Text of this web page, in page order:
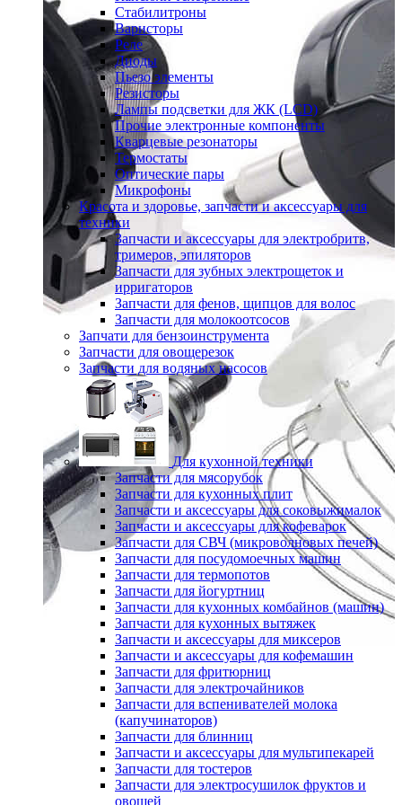
Стабилитроны
Варисторы
Реле
Диоды
Пьезо элементы
Резисторы
Лампы подсветки для ЖК (LCD)
Прочие электронные компоненты
Кварцевые резонаторы
Термостаты
Оптические пары
Микрофоны
Красота и здоровье, запчасти и аксессуары для
техники
Запчасти и аксессуары для электробритв,
тримеров, эпиляторов
Запчасти для зубных электрощеток и
ирригаторов
Запчасти для фенов, щипцов для волос
Запчасти для молокоотсосов
Запчати для бензоинструмента
Запчасти для овощерезок
Запчасти для водяных насосов
Для кухонной техники
Запчасти для мясорубок
Запчасти для кухонных плит
Запчасти и аксессуары для соковыжималок
Запчасти и аксессуары для кофеварок
Запчасти для СВЧ (микроволновых печей)
Запчасти для посудомоечных машин
Запчасти для термопотов
Запчасти для йогуртниц
Запчасти для кухонных комбайнов (машин)
Запчасти для кухонных вытяжек
Запчасти и аксессуары для миксеров
Запчасти и аксессуары для кофемашин
Запчасти для фритюрниц
Запчасти для электрочайников
Запчасти для вспенивателей молока
(капучинаторов)
Запчасти для блинниц
Запчасти и аксессуары для мультипекарей
Запчасти для тостеров
Запчасти для электросушилок фруктов и
овощей